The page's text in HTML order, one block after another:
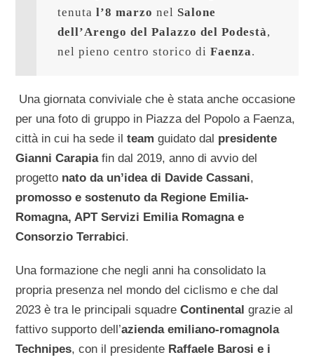
tenuta l’8 marzo nel Salone
dell’Arengo del Palazzo del Podestà,
nel pieno centro storico di Faenza.
Una giornata conviviale che è stata anche occasione
per una foto di gruppo in Piazza del Popolo a Faenza,
città in cui ha sede ilteam guidato dal presidente
Gianni Carapiafin dal 2019, anno di avvio del
progetto nato da un’idea di Davide Cassani,
promosso e sostenuto da Regione Emilia-
Romagna, APT Servizi Emilia Romagna e
Consorzio Terrabici.
Una formazione che negli anni ha consolidato la
propria presenza nel mondo del ciclismo e che dal
2023 è tra le principali squadreContinental grazie al
fattivo supporto dell’azienda emiliano-romagnola
Technipes, con il presidente Raffaele Barosi e i